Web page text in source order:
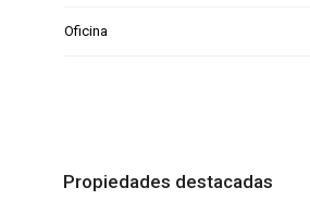
Oficina
Propiedades destacadas